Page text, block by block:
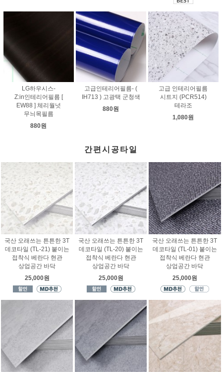
LG하우시스-
Z:in인테리어필름 [
EW88 ] 체리월넛
무늬목필름
880원
고급인테리어필름- (
IH713 ) 고광택 군청색
880원
고급 인테리어필름
시트지 (PCR514)
테라조
1,080원
간편시공타일
국산 오래쓰는 튼튼한 3T
데코타일 (TL-21) 붙이는
접착식 베란다 현관
상업공간 바닥
25,000원
국산 오래쓰는 튼튼한 3T
데코타일 (TL-20) 붙이는
접착식 베란다 현관
상업공간 바닥
25,000원
국산 오래쓰는 튼튼한 3T
데코타일 (TL-01) 붙이는
접착식 베란다 현관
상업공간 바닥
25,000원